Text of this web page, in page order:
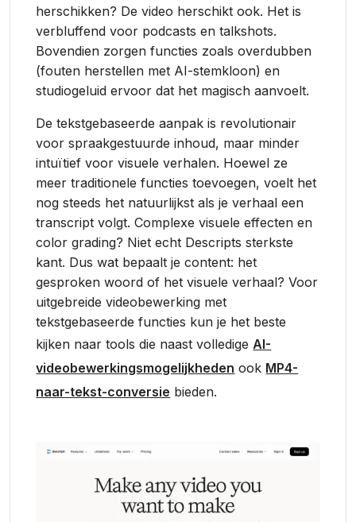
herschikken? De video herschikt ook. Het is
verbluffend voor podcasts en talkshots.
Bovendien zorgen functies zoals overdubben
(fouten herstellen met AI-stemkloon) en
studiogeluid ervoor dat het magisch aanvoelt.
De tekstgebaseerde aanpak is revolutionair
voor spraakgestuurde inhoud, maar minder
intuïtief voor visuele verhalen. Hoewel ze
meer traditionele functies toevoegen, voelt het
nog steeds het natuurlijkst als je verhaal een
transcript volgt. Complexe visuele effecten en
color grading? Niet echt Descripts sterkste
kant. Dus wat bepaalt je content: het
gesproken woord of het visuele verhaal? Voor
uitgebreide videobewerking met
tekstgebaseerde functies kun je het beste
kijken naar tools die naast volledigeAI-
videobewerkingsmogelijkheden ook MP4-
naar-tekst-conversie bieden.